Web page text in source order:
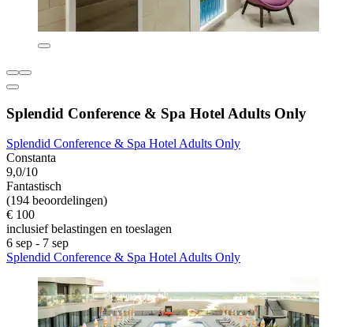
Splendid Conference & Spa Hotel Adults Only
Splendid Conference & Spa Hotel Adults Only
Constanta
9,0/10
Fantastisch
(194 beoordelingen)
€ 100
inclusief belastingen en toeslagen
6 sep - 7 sep
Splendid Conference & Spa Hotel Adults Only